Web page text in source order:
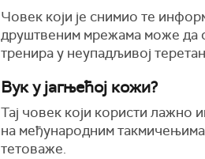
Човек који је снимио те
друштвеним мрежама може да
тренира у неупадљивој
Вук у јагњећој кожи?
Тај човек који користи лажно
на међународним
тетоваже.